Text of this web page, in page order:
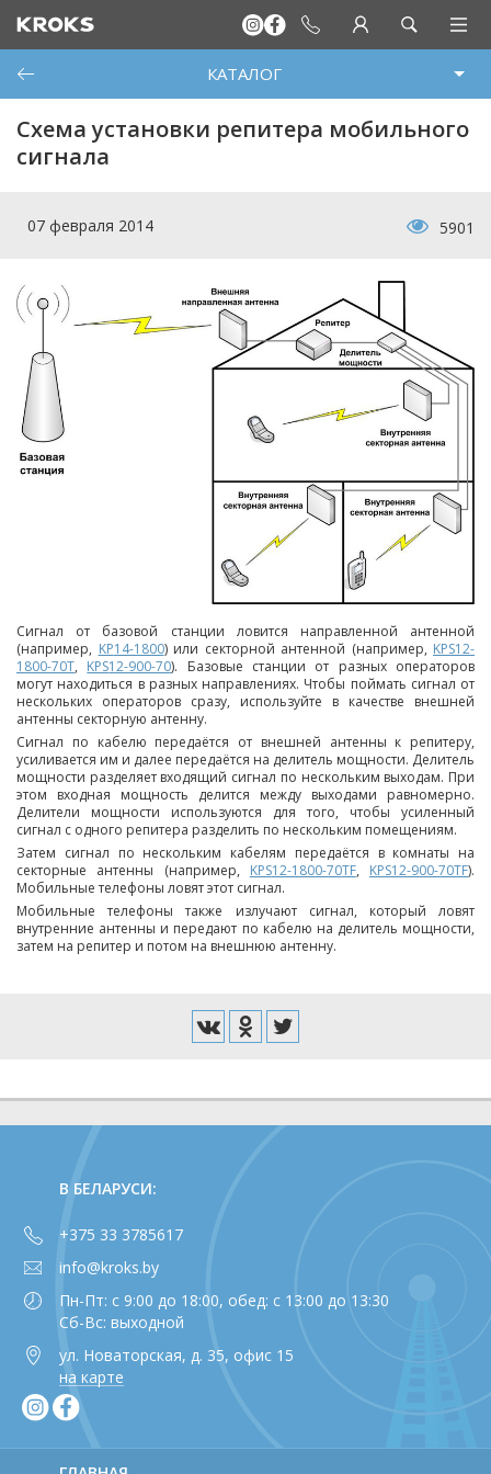
КАТАЛОГ
Схема установки репитера мобильного
сигнала
07 февраля 2014 5901
Сигнал от базовой станции ловится направленной антенной
(например, KP14-1800) или секторной антенной (например, KPS12-
1800-70T, KPS12-900-70). Базовые станции от разных операторов
могут находиться в разных направлениях. Чтобы поймать сигнал от
нескольких операторов сразу, используйте в качестве внешней
антенны секторную антенну.
Сигнал по кабелю передаётся от внешней антенны к репитеру,
усиливается им и далее передаётся на делитель мощности. Делитель
мощности разделяет входящий сигнал по нескольким выходам. При
этом входная мощность делится между выходами равномерно.
Делители мощности используются для того, чтобы усиленный
сигнал с одного репитера разделить по нескольким помещениям.
Затем сигнал по нескольким кабелям передаётся в комнаты на
секторные антенны (например, KPS12-1800-70TF, KPS12-900-70TF).
Мобильные телефоны ловят этот сигнал.
Мобильные телефоны также излучают сигнал, который ловят
внутренние антенны и передают по кабелю на делитель мощности,
затем на репитер и потом на внешнюю антенну.
В БЕЛАРУСИ:
+375 33 3785617
info@kroks.by
Пн-Пт: с 9:00 до 18:00, обед: с 13:00 до 13:30
Сб-Вс: выходной
ул. Новаторская, д. 35, офис 15
на карте